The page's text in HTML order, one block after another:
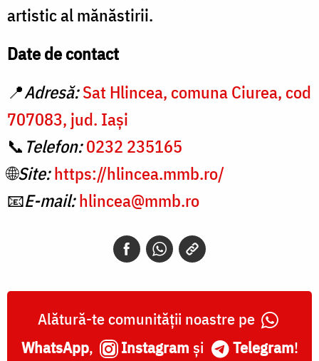
artistic al mănăstirii.
Date de contact
📍Adresă:Sat Hlincea, comuna Ciurea, cod
707083, jud. Iași
📞 Telefon:0232 235165
🌐Site:https://hlincea.mmb.ro/
📧E-mail:hlincea@mmb.ro
Alătură-te comunității noastre pe
WhatsApp, Instagram și Telegram!